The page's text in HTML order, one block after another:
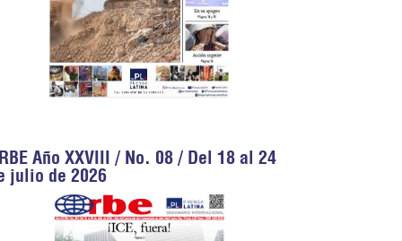
Año XXVIII / No. 08 / Del 18 al 24
julio de 2026